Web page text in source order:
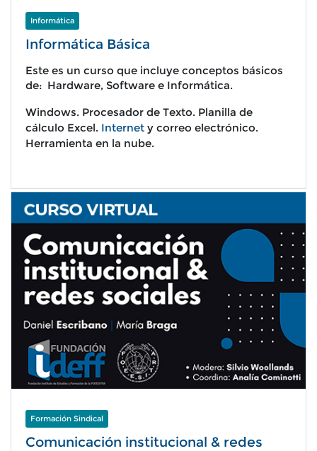
Informática
Informática Básica
Este es un curso que incluye conceptos básicos
de: Hardware, Software e Informática.
Windows. Procesador de Texto. Planilla de
cálculo Excel. Internet y correo electrónico.
Herramienta en la nube.
Formación Sindical
Comunicación institucional & redes